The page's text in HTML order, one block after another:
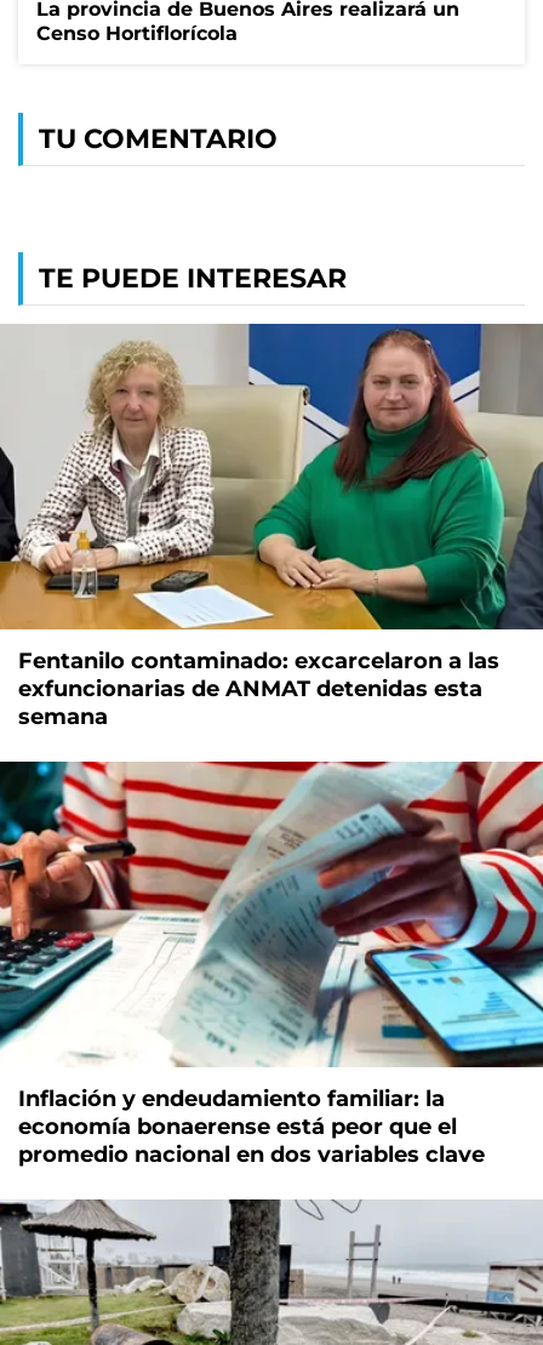
La provincia de Buenos Aires realizará un
Censo Hortiflorícola
TU COMENTARIO
TE PUEDE INTERESAR
Fentanilo contaminado: excarcelaron a las
exfuncionarias de ANMAT detenidas esta
semana
Inflación y endeudamiento familiar: la
economía bonaerense está peor que el
promedio nacional en dos variables clave